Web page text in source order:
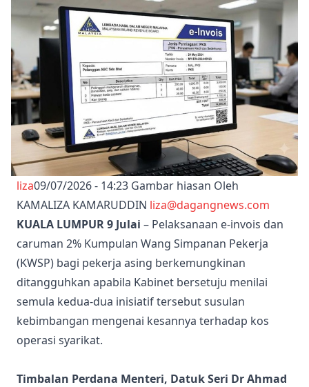
liza09/07/2026 - 14:23 Gambar hiasan Oleh
KAMALIZA KAMARUDDIN liza@dagangnews.com
KUALA LUMPUR 9 Julai – Pelaksanaan e-invois dan
caruman 2% Kumpulan Wang Simpanan Pekerja
(KWSP) bagi pekerja asing berkemungkinan
ditangguhkan apabila Kabinet bersetuju menilai
semula kedua-dua inisiatif tersebut susulan
kebimbangan mengenai kesannya terhadap kos
operasi syarikat.
Timbalan Perdana Menteri, Datuk Seri Dr Ahmad